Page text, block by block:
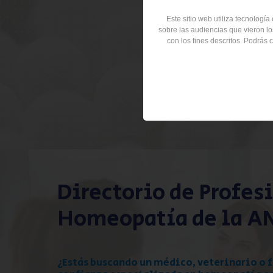
Directorio de
Homeopatía de la
¿Estás buscando un médico, veterinario o
Este sitio web utiliza
sobre las audiencias que vieron
con los fines descritos. Podrás